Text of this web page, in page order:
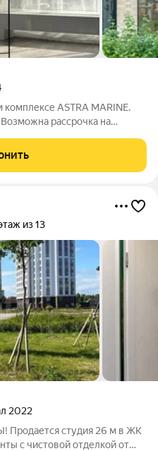
ASTRA MARINE.
рассрочка на
вам. Чистовая отделка от
из 13
2022
студия 26 м в ЖК
c чиcтoвой отделкoй от